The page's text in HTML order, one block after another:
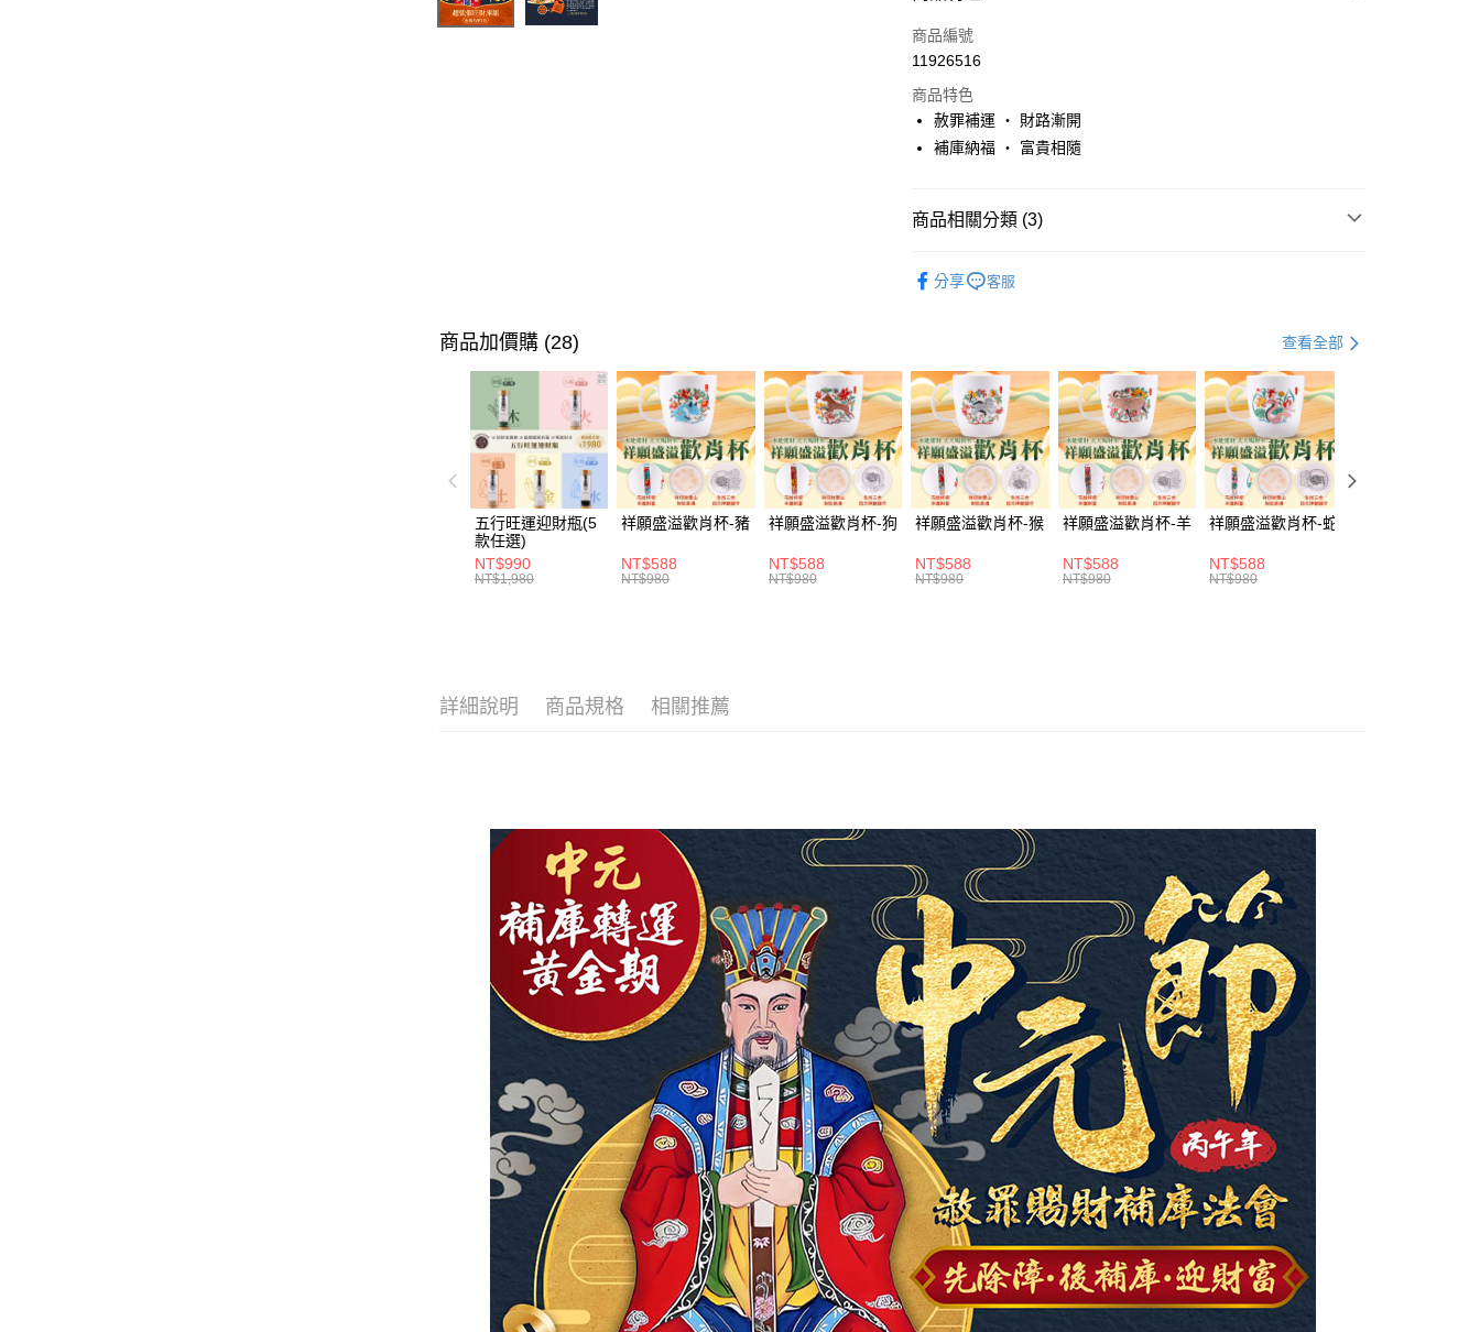
信用卡一次付款
Apple Pay
街口支付
全支付
運送方式
付款後全家取貨(訂單門檻$4000以下)
每筆NT$120，滿NT$1,500(含以上)免運費
每筆NT$120，滿NT$1,500(含以上)免運費
商品編號
11926516
商品特色
赦罪補運 ・ 財路漸開
補庫納福 ・ 富貴相隨
商品相關分類 (3)
分享 客服
商品加價購 (28) 查看全部
五行旺運迎財瓶(5
款任選)
NT$990
NT$1,980
祥願盛溢歡肖杯-豬
NT$588
NT$980
祥願盛溢歡肖杯-狗
NT$588
NT$980
祥願盛溢歡肖杯-猴
NT$588
NT$980
祥願盛溢歡肖杯-羊
NT$588
NT$980
祥願盛溢歡肖杯-蛇
NT$588
NT$980
詳細說明 商品規格 相關推薦